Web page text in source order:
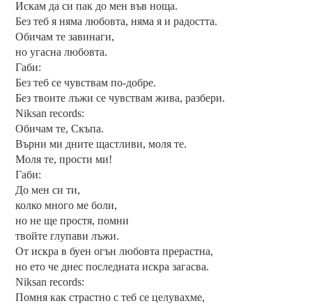
Искам да си пак до мен във ноща.
Без теб я няма любовта, няма я и радостта.
Обичам те завинаги,
но угасна любовта.
Габи:
Без теб се чувствам по-добре.
Без твоите лъжи се чувствам жива, разбери.
Niksan records:
Обичам те, Скъпа.
Върни ми дните щастливи, моля те.
Моля те, прости ми!
Габи:
До мен си ти,
колко много ме боли,
но не ще простя, помни
твойте глупави лъжи.
От искра в буен огън любовта прерастна,
но ето че днес последната искра загасва.
Niksan records:
Помня как страстно с теб се целувахме,